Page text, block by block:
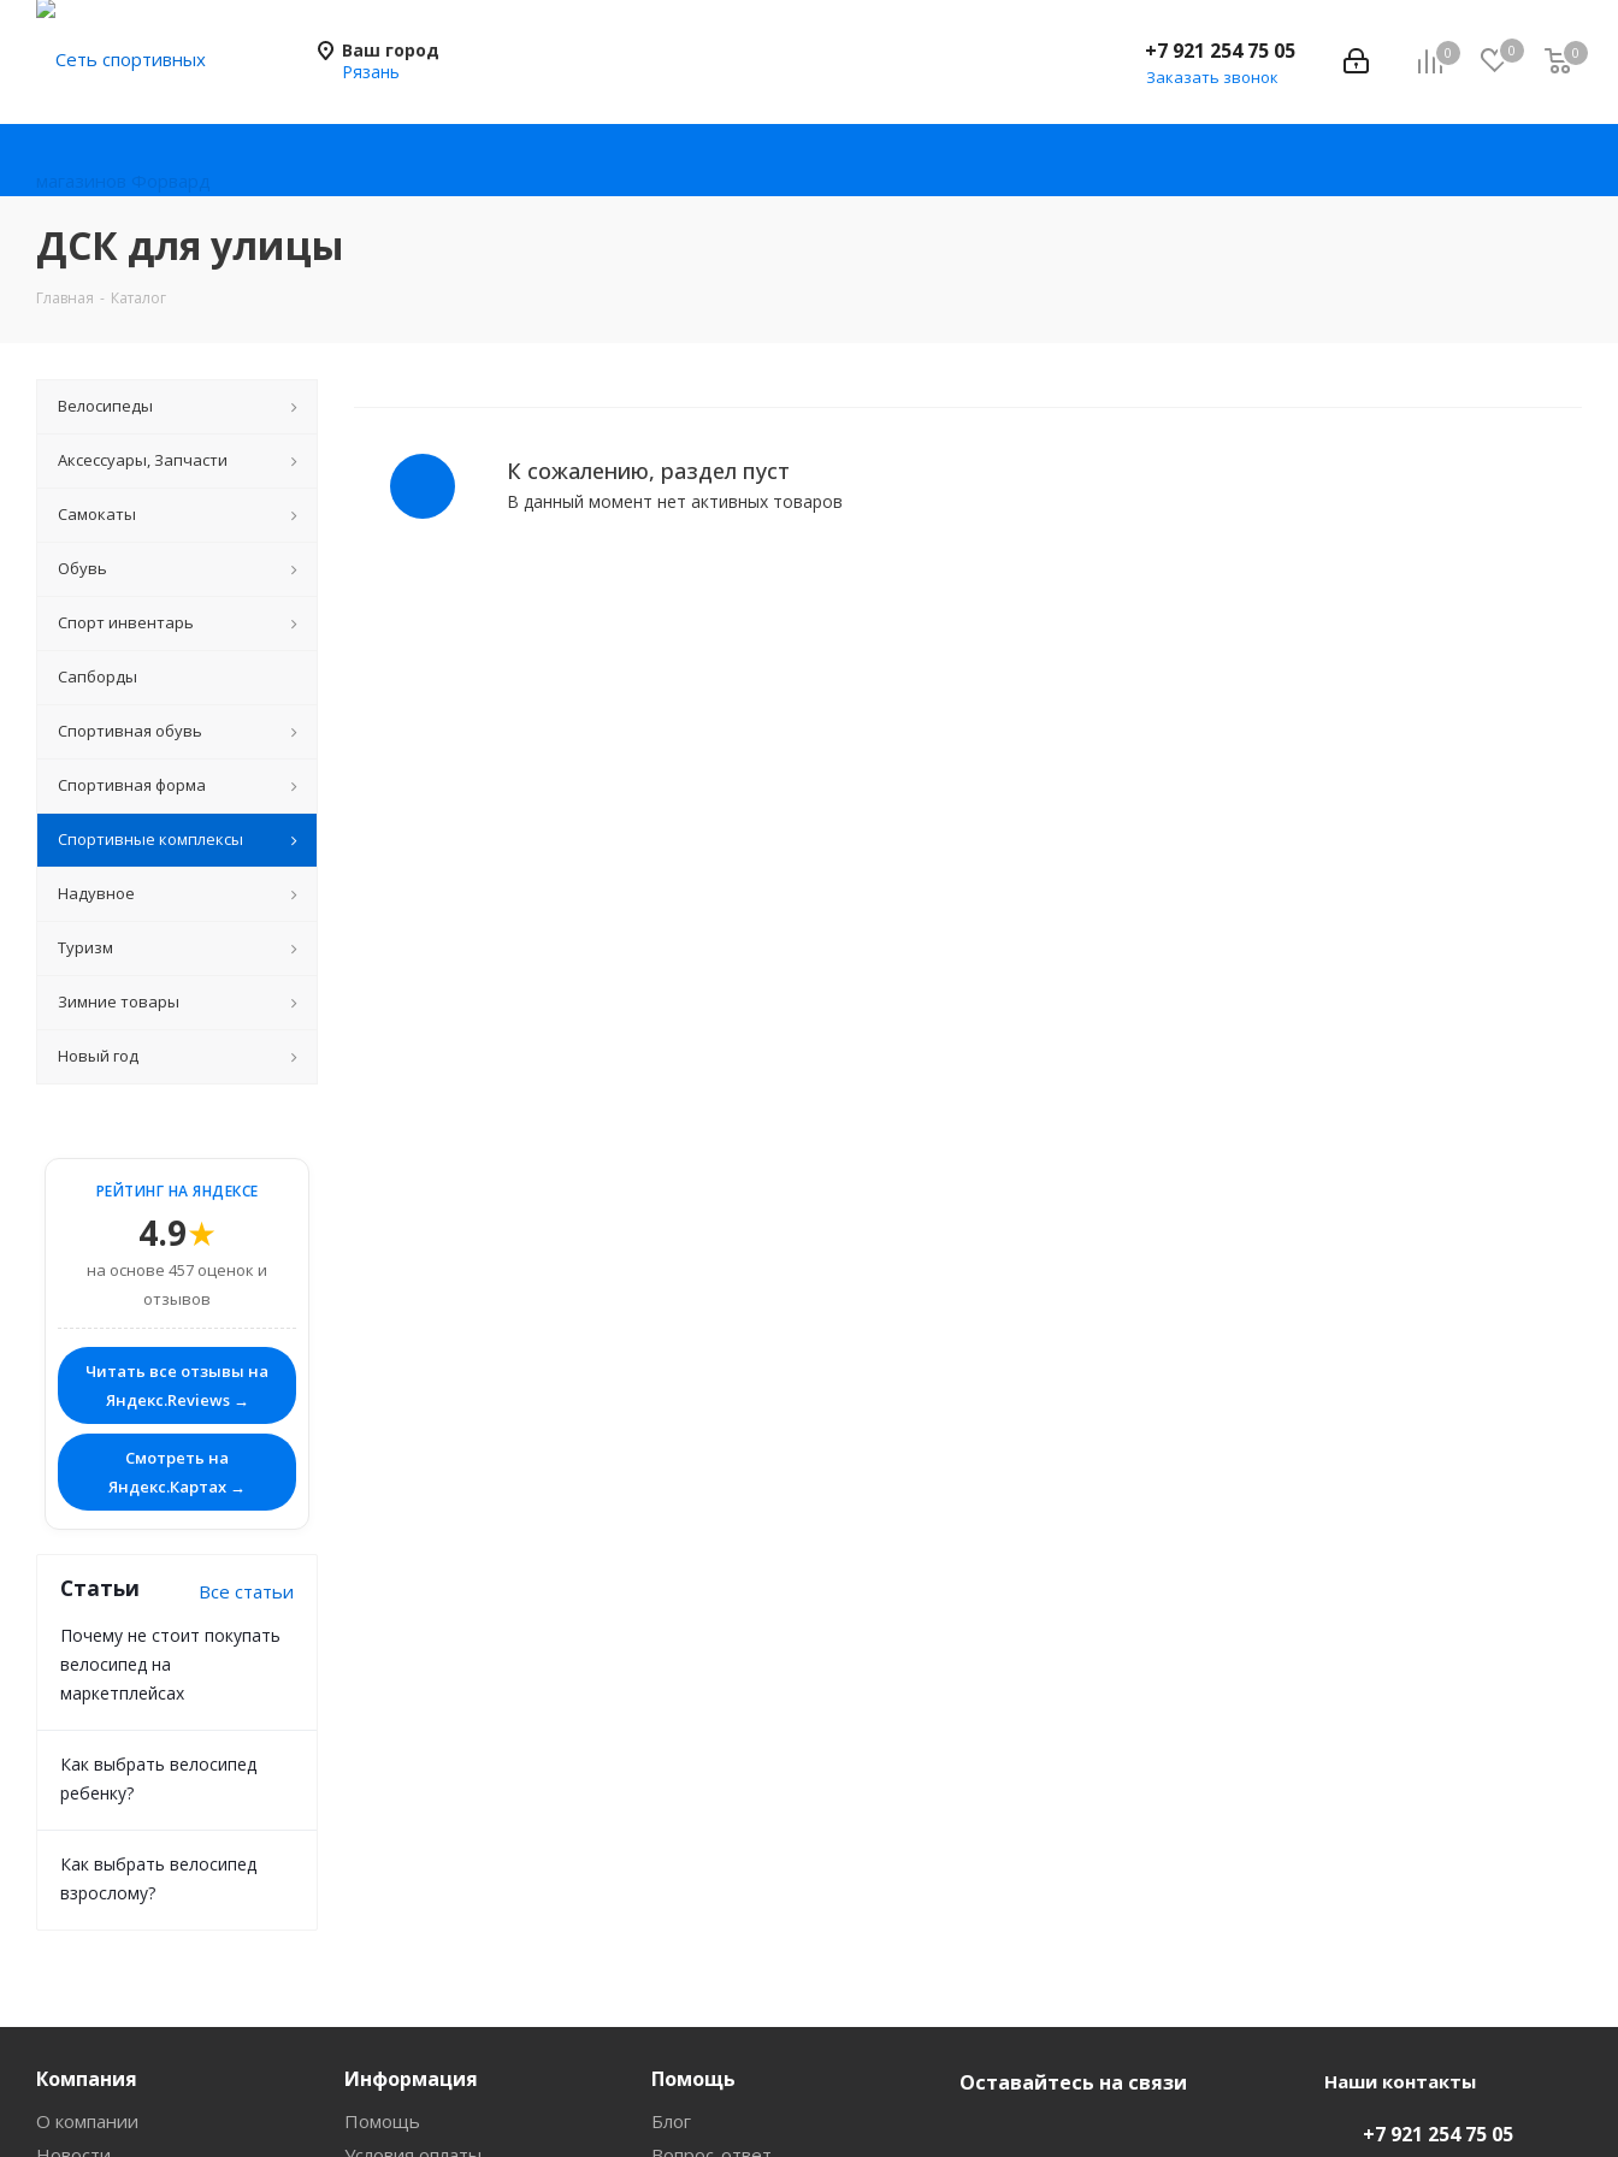
Ваш город
Рязань
0 0 0
+7 921 254 75 05
Заказать звонок
ДСК для улицы
Главная - Каталог
К сожалению, раздел пуст
В данный момент нет активных товаров
Велосипеды
Аксессуары, Запчасти
Самокаты
Обувь
Спорт инвентарь
Сапборды
Спортивная обувь
Спортивная форма
Спортивные комплексы
Надувное
Туризм
Зимние товары
Новый год
РЕЙТИНГ НА ЯНДЕКСЕ
4.9★
на основе 457 оценок и
отзывов
Читать все отзывы на
Яндекс.Reviews →
Смотреть на
Яндекс.Картах →
Статьи Все статьи
Почему не стоит покупать
велосипед на
маркетплейсах
Как выбрать велосипед
ребенку?
Как выбрать велосипед
взрослому?
Компания
О компании
Информация
Помощь
Помощь
Блог
Оставайтесь на связи Наши контакты
+7 921 254 75 05